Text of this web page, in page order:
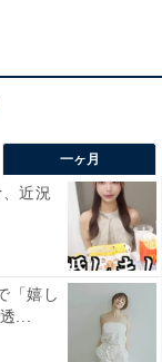
一ヶ月
近況
「嬉し
...